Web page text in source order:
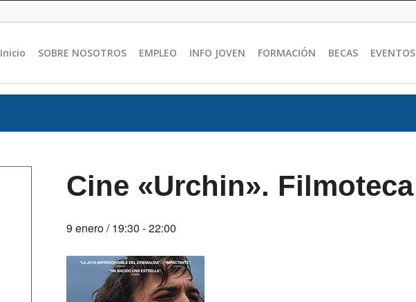
Inicio SOBRE NOSOTROS EMPLEO INFO JOVEN FORMACIÓN BECAS EVENTOS
Cine «Urchin». Filmoteca
9 enero / 19:30 -22:00